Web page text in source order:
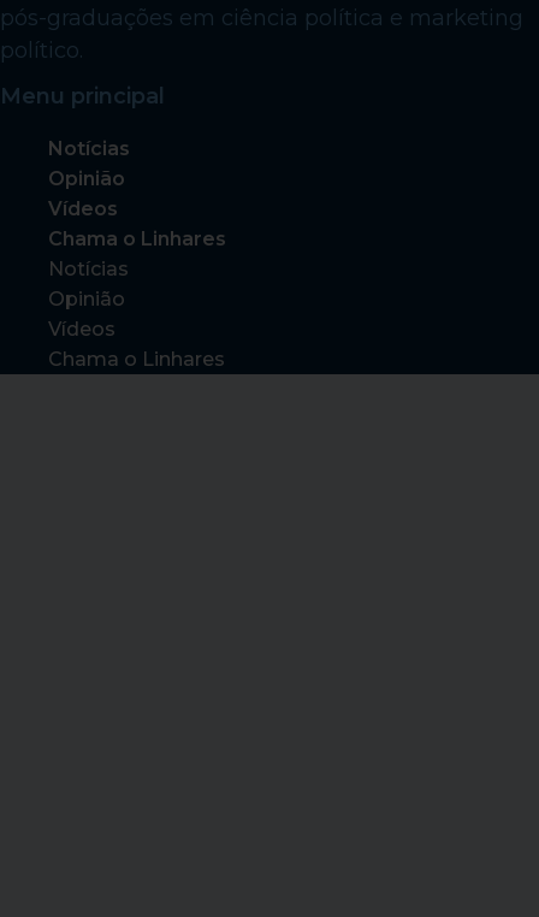
pós-graduações em ciência política e marketing
político.
Menu principal
Notícias
Opinião
Vídeos
Chama o Linhares
Notícias
Opinião
Vídeos
Chama o Linhares